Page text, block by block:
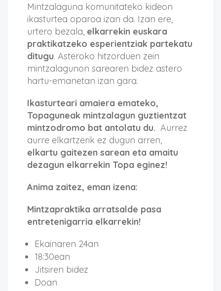
Mintzalaguna komunitateko kideon
ikasturtea oparoa izan da. Izan ere,
urtero bezala, elkarrekin euskara
praktikatzeko esperientziak partekatu
ditugu. Asteroko hitzorduen zein
mintzalagunon sarearen bidez astero
hartu-emanetan izan gara.
Ikasturteari amaiera emateko,
Topaguneak mintzalagun guztientzat
mintzodromo bat antolatu du. Aurrez
aurre elkartzerik ez dugun arren,
elkartu gaitezen sarean eta amaitu
dezagun elkarrekin Topa eginez!
Anima zaitez, eman izena:
Mintzapraktika arratsalde pasa
entretenigarria elkarrekin!
Ekainaren 24an
18:30ean
Jitsiren bidez
Doan